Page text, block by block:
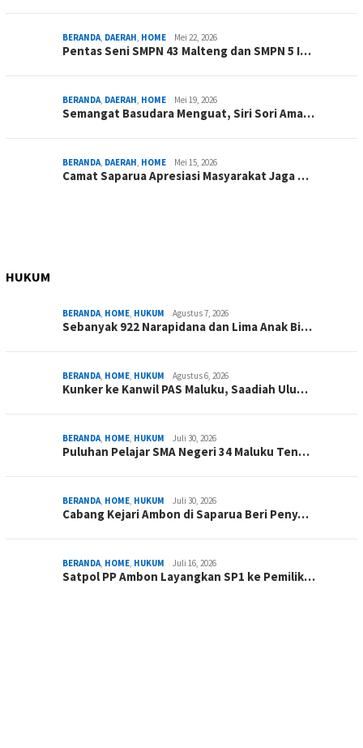
BERANDA DAERAH HOME Mei 22, 2026
Pentas Seni SMPN 43 Malteng dan SMPN 5 I…
BERANDA DAERAH HOME Mei 19, 2026
Semangat Basudara Menguat, Siri Sori Ama…
BERANDA DAERAH HOME Mei 15, 2026
Camat Saparua Apresiasi Masyarakat Jaga …
HUKUM
BERANDA HOME HUKUM Agustus 7, 2026
Sebanyak 922 Narapidana dan Lima Anak Bi…
BERANDA HOME HUKUM Agustus 6, 2026
Kunker ke Kanwil PAS Maluku, Saadiah Ulu…
BERANDA HOME HUKUM Juli 30, 2026
Puluhan Pelajar SMA Negeri 34 Maluku Ten…
BERANDA HOME HUKUM Juli 30, 2026
Cabang Kejari Ambon di Saparua Beri Peny…
BERANDA HOME HUKUM Juli 16, 2026
Satpol PP Ambon Layangkan SP1 ke Pemilik…